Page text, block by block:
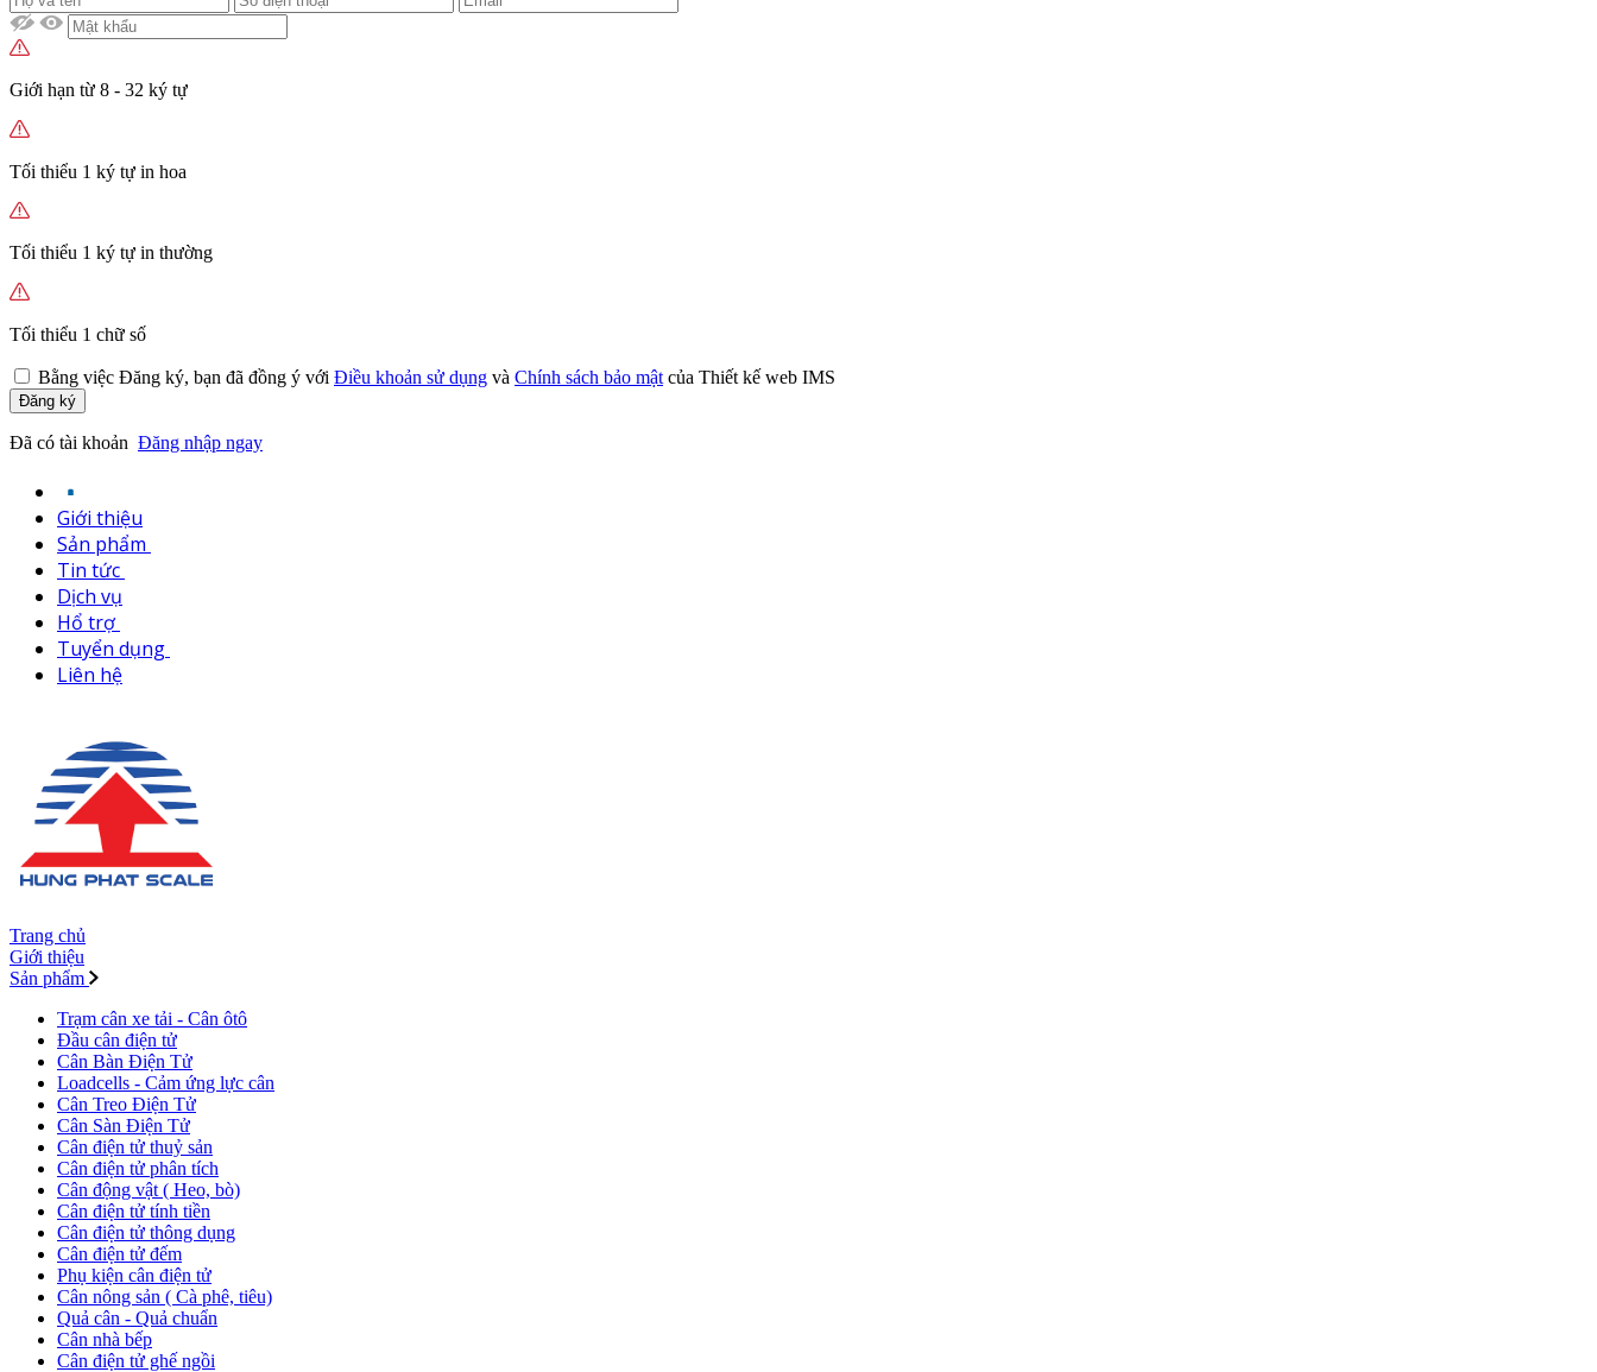
Giới hạn từ 8 - 32 ký tự
Tối thiểu 1 ký tự in hoa
Tối thiểu 1 ký tự in thường
Tối thiểu 1 chữ số
Bằng việc Đăng ký, bạn đã đồng ý với Điều khoản sử dụng và Chính sách bảo mật của Thiết kế web IMS
Đăng ký
Đã có tài khoản Đăng nhập ngay
Giới thiệu
Sản phẩm
Tin tức
Dịch vụ
Hổ trợ
Tuyển dụng
Liên hệ
Trang chủ
Giới thiệu
Sản phẩm
Trạm cân xe tải - Cân ôtô
Đầu cân điện tử
Cân Bàn Điện Tử
Loadcells - Cảm ứng lực cân
Cân Treo Điện Tử
Cân Sàn Điện Tử
Cân điện tử thuỷ sản
Cân điện tử phân tích
Cân động vật ( Heo, bò)
Cân điện tử tính tiền
Cân điện tử thông dụng
Cân điện tử đếm
Phụ kiện cân điện tử
Cân nông sản ( Cà phê, tiêu)
Quả cân - Quả chuẩn
Cân nhà bếp
Cân điện tử ghế ngồi